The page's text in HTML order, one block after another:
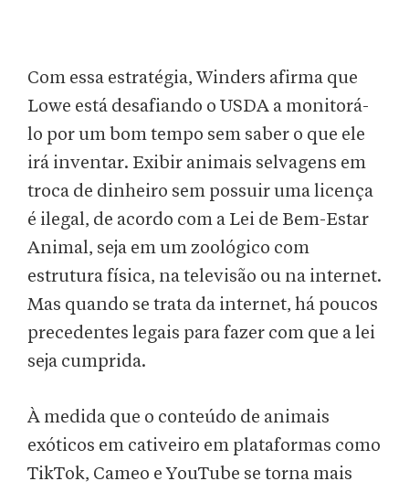
Com essa estratégia, Winders afirma que
Lowe está desafiando o USDA a monitorá-
lo por um bom tempo sem saber o que ele
irá inventar. Exibir animais selvagens em
troca de dinheiro sem possuir uma licença
é ilegal, de acordo com a Lei de Bem-Estar
Animal, seja em um zoológico com
estrutura física, na televisão ou na internet.
Mas quando se trata da internet, há poucos
precedentes legais para fazer com que a lei
seja cumprida.
À medida que o conteúdo de animais
exóticos em cativeiro em plataformas como
TikTok, Cameo e YouTube se torna mais